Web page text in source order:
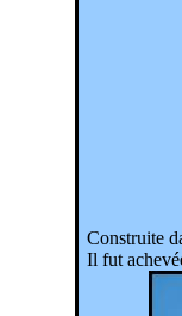
Construite
Il fut